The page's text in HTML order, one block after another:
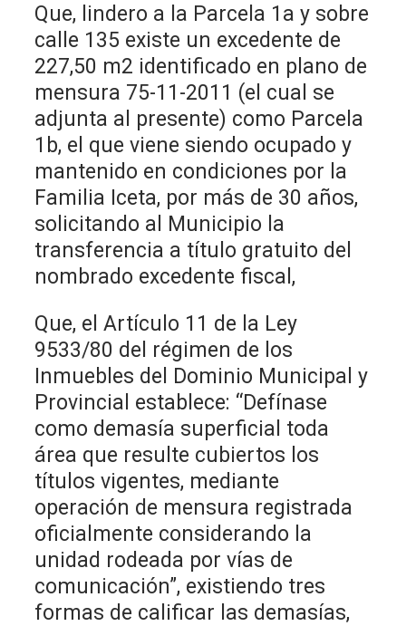
Que, lindero a la Parcela 1a y sobre
calle 135 existe un excedente de
227,50 m2 identificado en plano de
mensura 75-11-2011 (el cual se
adjunta al presente) como Parcela
1b, el que viene siendo ocupado y
mantenido en condiciones por la
Familia Iceta, por más de 30 años,
solicitando al Municipio la
transferencia a título gratuito del
nombrado excedente fiscal,
Que, el Artículo 11 de la Ley
9533/80 del régimen de los
Inmuebles del Dominio Municipal y
Provincial establece: “Defínase
como demasía superficial toda
área que resulte cubiertos los
títulos vigentes, mediante
operación de mensura registrada
oficialmente considerando la
unidad rodeada por vías de
comunicación”, existiendo tres
formas de calificar las demasías,